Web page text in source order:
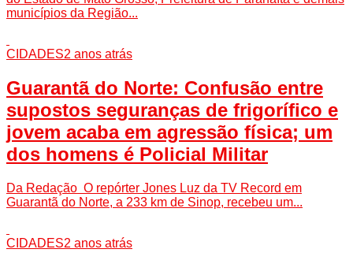
municípios da Região...
CIDADES2 anos atrás
Guarantã do Norte: Confusão entre
supostos seguranças de frigorífico e
jovem acaba em agressão física; um
dos homens é Policial Militar
Da Redação O repórter Jones Luz da TV Record em
Guarantã do Norte, a 233 km de Sinop, recebeu um...
CIDADES2 anos atrás